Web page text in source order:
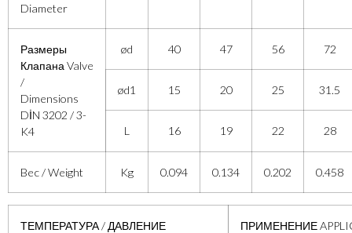
Diameter
Размеры
Клапана Valve
/
Dimensions
DİN 3202 / 3-
K4
ød 40 47 56 72
ød1 15 20 25 31.5
L 16 19 22 28
Bec / Weight Kg 0.094 0.134 0.202 0.458
ТЕМПЕРАТУРА / ДАВЛЕНИЕ
ПРИМЕНЕНИЕ